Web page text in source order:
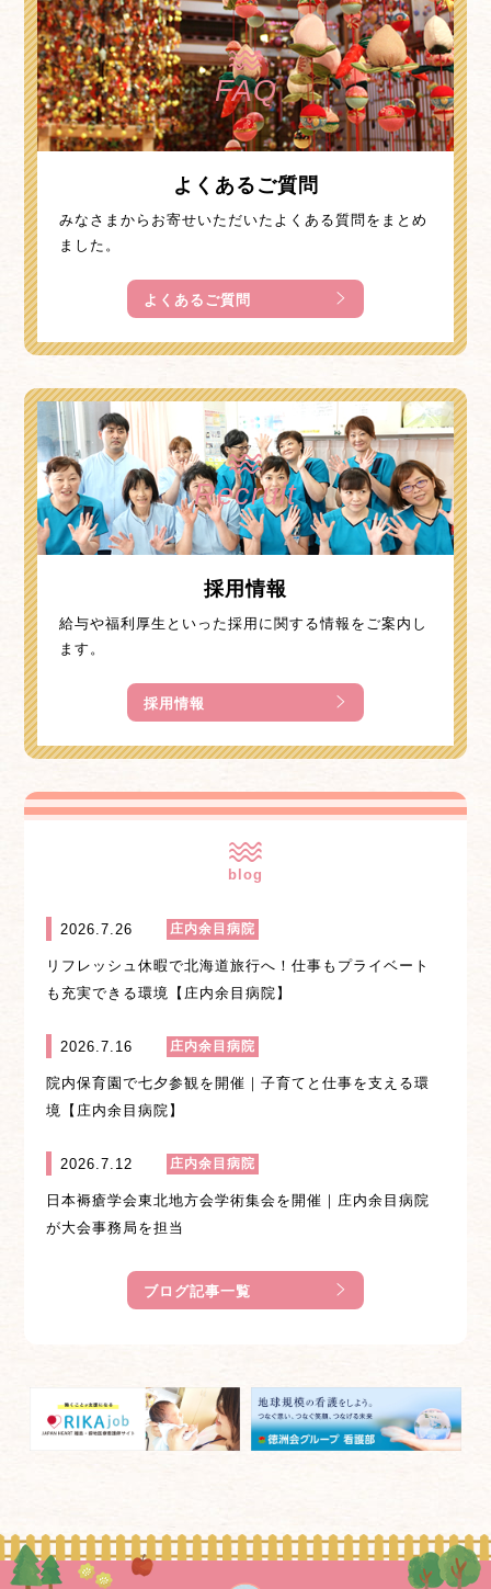
FAQ
よくあるご質問
みなさまからお寄せいただいたよくある質問をまとめ
ました。
よくあるご質問
Recruit
採用情報
給与や福利厚生といった採用に関する情報をご案内し
ます。
採用情報
blog
2026.7.26 庄内余目病院
リフレッシュ休暇で北海道旅行へ！仕事もプライベート
も充実できる環境【庄内余目病院】
2026.7.16 庄内余目病院
院内保育園で七夕参観を開催｜子育てと仕事を支える環
境【庄内余目病院】
2026.7.12 庄内余目病院
日本褥瘡学会東北地方会学術集会を開催｜庄内余目病院
が大会事務局を担当
ブログ記事一覧